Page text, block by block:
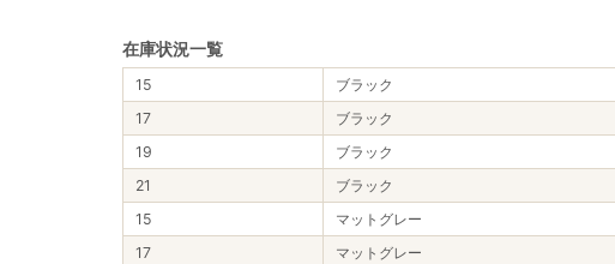
在庫状況一覧
15 ブラック
17
ブラック
19
ブラック
21
ブラック
15
マットグレー
17
マットグレー